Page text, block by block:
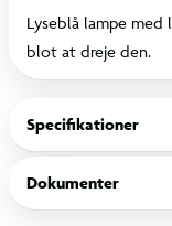
Lyseblå lampe med
blot at dreje den.
Specifikationer
Dokumenter